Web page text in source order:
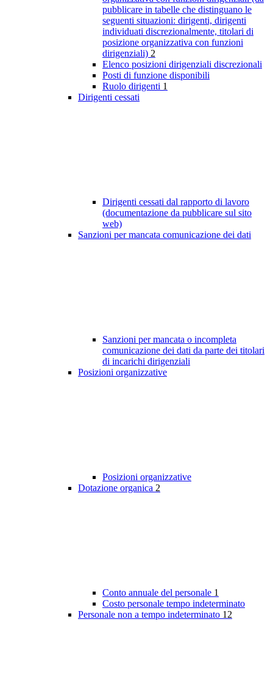
pubblicare in tabelle che distinguano le
seguenti situazioni: dirigenti, dirigenti
individuati discrezionalmente, titolari di
posizione organizzativa con funzioni
dirigenziali) 2
Elenco posizioni dirigenziali discrezionali
Posti di funzione disponibili
Ruolo dirigenti 1
Dirigenti cessati
Dirigenti cessati dal rapporto di lavoro
(documentazione da pubblicare sul sito
web)
Sanzioni per mancata comunicazione dei dati
Sanzioni per mancata o incompleta
comunicazione dei dati da parte dei titolari
di incarichi dirigenziali
Posizioni organizzative
Posizioni organizzative
Dotazione organica 2
Conto annuale del personale 1
Costo personale tempo indeterminato
Personale non a tempo indeterminato 12